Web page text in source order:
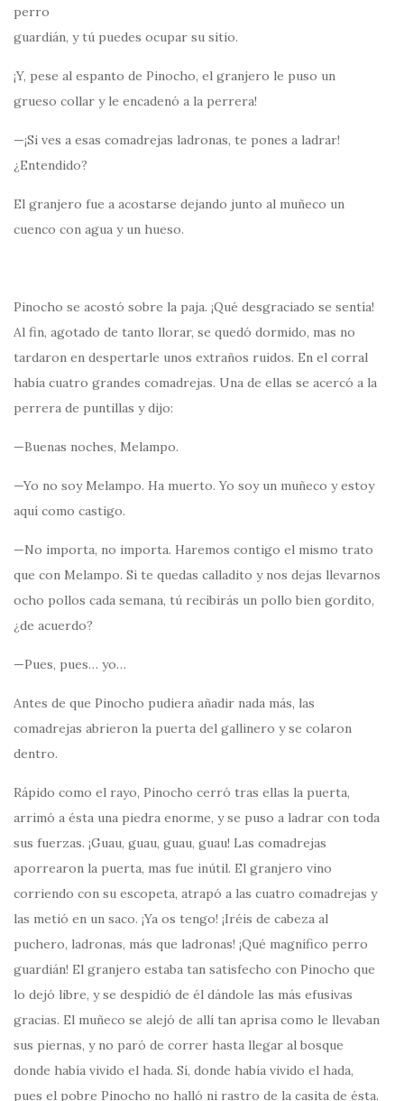
perro
guardián, y tú puedes ocupar su sitio.
¡Y, pese al espanto de Pinocho, el granjero le puso un
grueso collar y le encadenó a la perrera!
—¡Si ves a esas comadrejas ladronas, te pones a ladrar!
¿Entendido?
El granjero fue a acostarse dejando junto al muñeco un
cuenco con agua y un hueso.
Pinocho se acostó sobre la paja. ¡Qué desgraciado se sentía!
Al fin, agotado de tanto llorar, se quedó dormido, mas no
tardaron en despertarle unos extraños ruidos. En el corral
había cuatro grandes comadrejas. Una de ellas se acercó a la
perrera de puntillas y dijo:
—Buenas noches, Melampo.
—Yo no soy Melampo. Ha muerto. Yo soy un muñeco y estoy
aquí como castigo.
—No importa, no importa. Haremos contigo el mismo trato
que con Melampo. Si te quedas calladito y nos dejas llevarnos
ocho pollos cada semana, tú recibirás un pollo bien gordito,
¿de acuerdo?
—Pues, pues… yo…
Antes de que Pinocho pudiera añadir nada más, las
comadrejas abrieron la puerta del gallinero y se colaron
dentro.
Rápido como el rayo, Pinocho cerró tras ellas la puerta,
arrimó a ésta una piedra enorme, y se puso a ladrar con toda
sus fuerzas. ¡Guau, guau, guau, guau! Las comadrejas
aporrearon la puerta, mas fue inútil. El granjero vino
corriendo con su escopeta, atrapó a las cuatro comadrejas y
las metió en un saco. ¡Ya os tengo! ¡Iréis de cabeza al
puchero, ladronas, más que ladronas! ¡Qué magnífico perro
guardián! El granjero estaba tan satisfecho con Pinocho que
lo dejó libre, y se despidió de él dándole las más efusivas
gracias. El muñeco se alejó de allí tan aprisa como le llevaban
sus piernas, y no paró de correr hasta llegar al bosque
donde había vivido el hada. Sí, donde había vivido el hada,
pues el pobre Pinocho no halló ni rastro de la casita de ésta.